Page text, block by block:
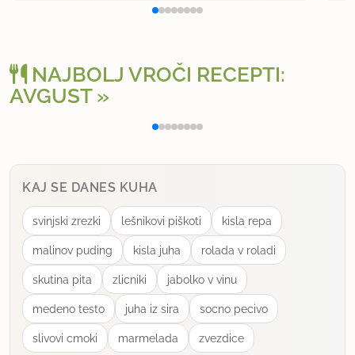
uporabno
Odlična jed. Jaz sem meso kuhal 3/4 ure, tako da
je ratalo mehkejše, čebula se je pa raztopila,
zraven sem dodal še malo čemaža, namesto vode,
sem pa zalival z juho. Bravo Barbara, krožnikov ni
bilo potrebno prati
uporabno
NAJBOLJ VROČI RECEPTI:
AVGUST
Polnjena paprika na klasičen način
KAJ SE DANES KUHA
svinjski zrezki lešnikovi piškoti kisla repa
malinov puding kisla juha rolada v roladi
skutina pita zlicniki jabolko v vinu
medeno testo juha iz sira socno pecivo
slivovi cmoki marmelada zvezdice